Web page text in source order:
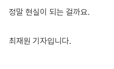
정말 현실이 되는 걸까요.
최재원 기자입니다.